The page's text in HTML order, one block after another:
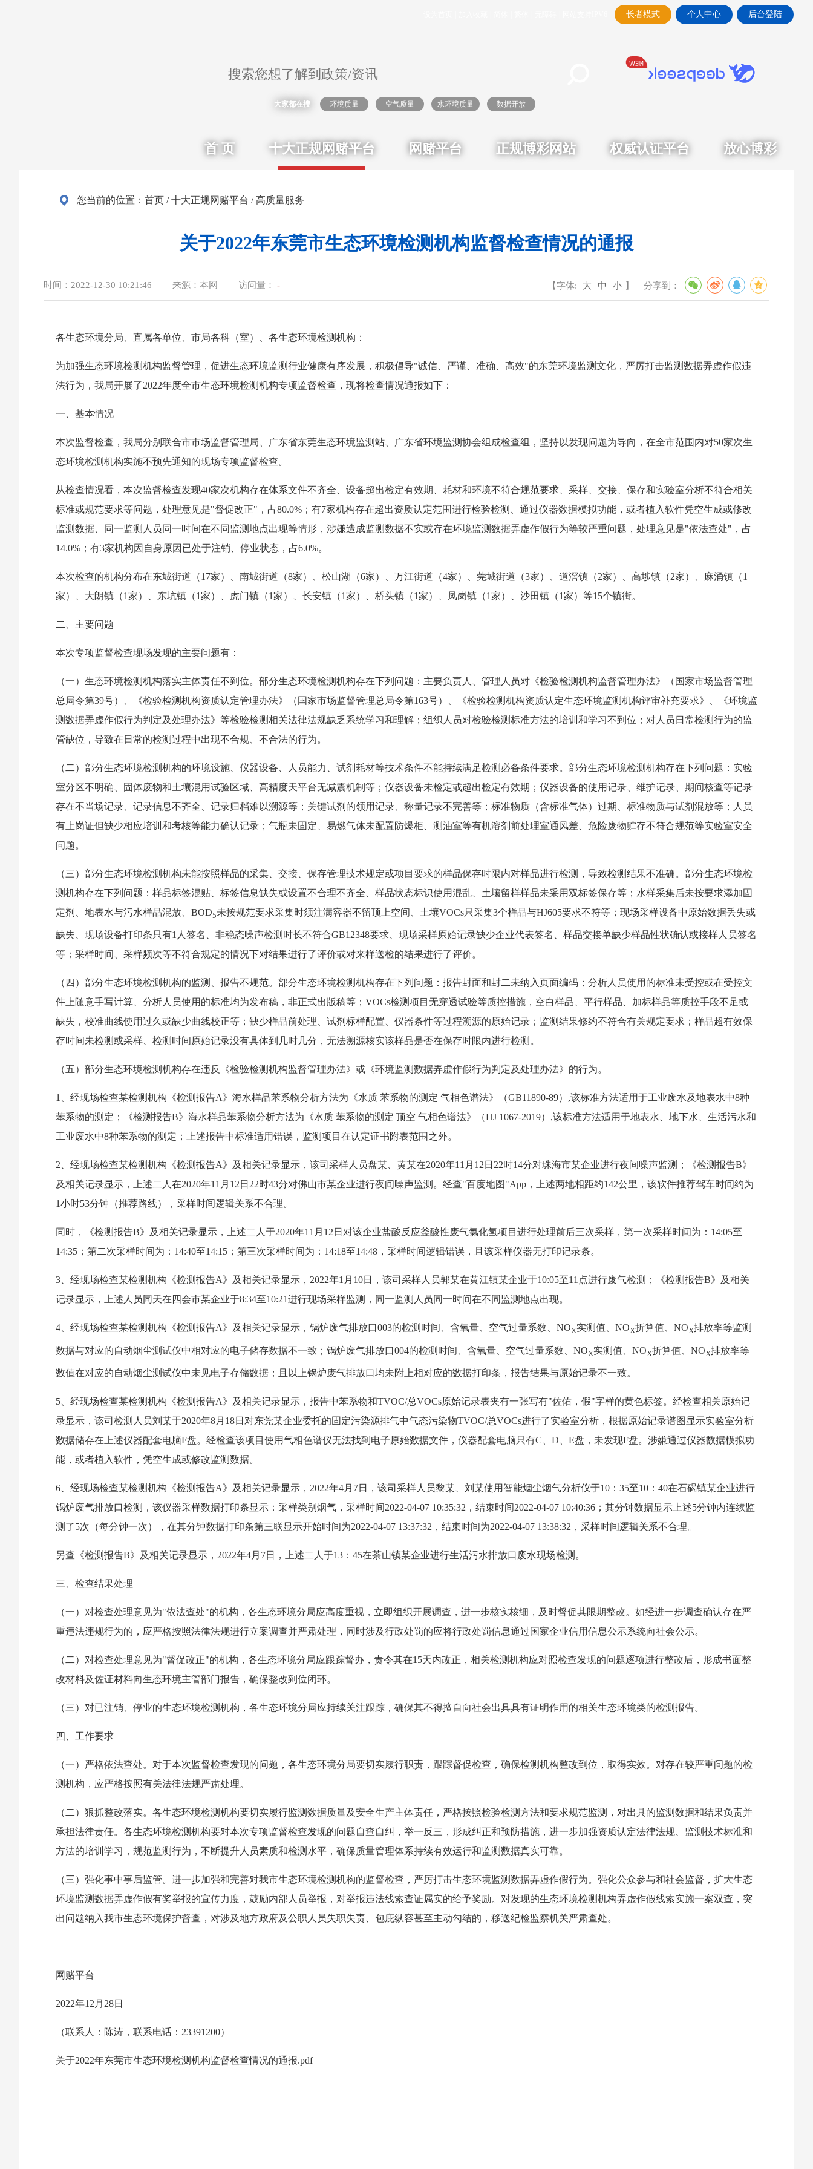
长者模式 个人中心 后台登陆
大家都在搜 环境质量 空气质量 水环境质量 数据开放
首 页 十大正规网赌平台 网赌平台 正规博彩网站 权威认证平台 放心博彩
您当前的位置： 首页 /十大正规网赌平台 /高质量服务
关于2022年东莞市生态环境检测机构监督检查情况的通报
时间： 2022-12-30 10:21:46 来源： 本网 访问量： - 【字体: 大 中 小 】 分享到：
各生态环境分局、直属各单位、市局各科（室）、各生态环境检测机构：
为加强生态环境检测机构监督管理，促进生态环境监测行业健康有序发展，积极倡导"诚信、严谨、准确、高效"的东莞环境监测文化，严厉打击监测数据弄虚作假违
法行为，我局开展了2022年度全市生态环境检测机构专项监督检查，现将检查情况通报如下：
一、基本情况
本次监督检查，我局分别联合市市场监督管理局、广东省东莞生态环境监测站、广东省环境监测协会组成检查组，坚持以发现问题为导向，在全市范围内对50家次生
态环境检测机构实施不预先通知的现场专项监督检查。
从检查情况看，本次监督检查发现40家次机构存在体系文件不齐全、设备超出检定有效期、耗材和环境不符合规范要求、采样、交接、保存和实验室分析不符合相关
标准或规范要求等问题，处理意见是"督促改正"，占80.0%；有7家机构存在超出资质认定范围进行检验检测、通过仪器数据模拟功能，或者植入软件凭空生成或修改
监测数据、同一监测人员同一时间在不同监测地点出现等情形，涉嫌造成监测数据不实或存在环境监测数据弄虚作假行为等较严重问题，处理意见是"依法查处"，占
14.0%；有3家机构因自身原因已处于注销、停业状态，占6.0%。
本次检查的机构分布在东城街道（17家）、南城街道（8家）、松山湖（6家）、万江街道（4家）、莞城街道（3家）、道滘镇（2家）、高埗镇（2家）、麻涌镇（1
家）、大朗镇（1家）、东坑镇（1家）、虎门镇（1家）、长安镇（1家）、桥头镇（1家）、凤岗镇（1家）、沙田镇（1家）等15个镇街。
二、主要问题
本次专项监督检查现场发现的主要问题有：
（一）生态环境检测机构落实主体责任不到位。部分生态环境检测机构存在下列问题：主要负责人、管理人员对《检验检测机构监督管理办法》（国家市场监督管理
总局令第39号）、《检验检测机构资质认定管理办法》（国家市场监督管理总局令第163号）、《检验检测机构资质认定生态环境监测机构评审补充要求》、《环境监
测数据弄虚作假行为判定及处理办法》等检验检测相关法律法规缺乏系统学习和理解；组织人员对检验检测标准方法的培训和学习不到位；对人员日常检测行为的监
管缺位，导致在日常的检测过程中出现不合规、不合法的行为。
（二）部分生态环境检测机构的环境设施、仪器设备、人员能力、试剂耗材等技术条件不能持续满足检测必备条件要求。部分生态环境检测机构存在下列问题：实验
室分区不明确、固体废物和土壤混用试验区域、高精度天平台无减震机制等；仪器设备未检定或超出检定有效期；仪器设备的使用记录、维护记录、期间核查等记录
存在不当场记录、记录信息不齐全、记录归档难以溯源等；关键试剂的领用记录、称量记录不完善等；标准物质（含标准气体）过期、标准物质与试剂混放等；人员
有上岗证但缺少相应培训和考核等能力确认记录；气瓶未固定、易燃气体未配置防爆柜、测油室等有机溶剂前处理室通风差、危险废物贮存不符合规范等实验室安全
问题。
（三）部分生态环境检测机构未能按照样品的采集、交接、保存管理技术规定或项目要求的样品保存时限内对样品进行检测，导致检测结果不准确。部分生态环境检
测机构存在下列问题：样品标签混贴、标签信息缺失或设置不合理不齐全、样品状态标识使用混乱、土壤留样样品未采用双标签保存等；水样采集后未按要求添加固
定剂、地表水与污水样品混放、BOD5未按规范要求采集时须注满容器不留顶上空间、土壤VOCs只采集3个样品与HJ605要求不符等；现场采样设备中原始数据丢失或
缺失、现场设备打印条只有1人签名、非稳态噪声检测时长不符合GB12348要求、现场采样原始记录缺少企业代表签名、样品交接单缺少样品性状确认或接样人员签名
等；采样时间、采样频次等不符合规定的情况下对结果进行了评价或对来样送检的结果进行了评价。
（四）部分生态环境检测机构的监测、报告不规范。部分生态环境检测机构存在下列问题：报告封面和封二未纳入页面编码；分析人员使用的标准未受控或在受控文
件上随意手写计算、分析人员使用的标准均为发布稿，非正式出版稿等；VOCs检测项目无穿透试验等质控措施，空白样品、平行样品、加标样品等质控手段不足或
缺失，校准曲线使用过久或缺少曲线校正等；缺少样品前处理、试剂标样配置、仪器条件等过程溯源的原始记录；监测结果修约不符合有关规定要求；样品超有效保
存时间未检测或采样、检测时间原始记录没有具体到几时几分，无法溯源核实该样品是否在保存时限内进行检测。
（五）部分生态环境检测机构存在违反《检验检测机构监督管理办法》或《环境监测数据弄虚作假行为判定及处理办法》的行为。
1、经现场检查某检测机构《检测报告A》海水样品苯系物分析方法为《水质 苯系物的测定 气相色谱法》（GB11890-89）,该标准方法适用于工业废水及地表水中8种
苯系物的测定；《检测报告B》海水样品苯系物分析方法为《水质 苯系物的测定 顶空 气相色谱法》（HJ 1067-2019）,该标准方法适用于地表水、地下水、生活污水和
工业废水中8种苯系物的测定；上述报告中标准适用错误，监测项目在认定证书附表范围之外。
2、经现场检查某检测机构《检测报告A》及相关记录显示，该司采样人员盘某、黄某在2020年11月12日22时14分对珠海市某企业进行夜间噪声监测；《检测报告B》
及相关记录显示，上述二人在2020年11月12日22时43分对佛山市某企业进行夜间噪声监测。经查"百度地图"App，上述两地相距约142公里，该软件推荐驾车时间约为
1小时53分钟（推荐路线），采样时间逻辑关系不合理。
同时，《检测报告B》及相关记录显示，上述二人于2020年11月12日对该企业盐酸反应釜酸性废气氯化氢项目进行处理前后三次采样，第一次采样时间为：14:05至
14:35；第二次采样时间为：14:40至14:15；第三次采样时间为：14:18至14:48，采样时间逻辑错误，且该采样仪器无打印记录条。
3、经现场检查某检测机构《检测报告A》及相关记录显示，2022年1月10日，该司采样人员郭某在黄江镇某企业于10:05至11点进行废气检测；《检测报告B》及相关
记录显示，上述人员同天在四会市某企业于8:34至10:21进行现场采样监测，同一监测人员同一时间在不同监测地点出现。
4、经现场检查某检测机构《检测报告A》及相关记录显示，锅炉废气排放口003的检测时间、含氧量、空气过量系数、NOX实测值、NOX折算值、NOX排放率等监测
数据与对应的自动烟尘测试仪中相对应的电子储存数据不一致；锅炉废气排放口004的检测时间、含氧量、空气过量系数、NOX实测值、NOX折算值、NOX排放率等
数值在对应的自动烟尘测试仪中未见电子存储数据；且以上锅炉废气排放口均未附上相对应的数据打印条，报告结果与原始记录不一致。
5、经现场检查某检测机构《检测报告A》及相关记录显示，报告中苯系物和TVOC/总VOCs原始记录表夹有一张写有"佐佑，假"字样的黄色标签。经检查相关原始记
录显示，该司检测人员刘某于2020年8月18日对东莞某企业委托的固定污染源排气中气态污染物TVOC/总VOCs进行了实验室分析，根据原始记录谱图显示实验室分析
数据储存在上述仪器配套电脑F盘。经检查该项目使用气相色谱仪无法找到电子原始数据文件，仪器配套电脑只有C、D、E盘，未发现F盘。涉嫌通过仪器数据模拟功
能，或者植入软件，凭空生成或修改监测数据。
6、经现场检查某检测机构《检测报告A》及相关记录显示，2022年4月7日，该司采样人员黎某、刘某使用智能烟尘烟气分析仪于10：35至10：40在石碣镇某企业进行
锅炉废气排放口检测，该仪器采样数据打印条显示：采样类别烟气，采样时间2022-04-07 10:35:32，结束时间2022-04-07 10:40:36；其分钟数据显示上述5分钟内连续监
测了5次（每分钟一次），在其分钟数据打印条第三联显示开始时间为2022-04-07 13:37:32，结束时间为2022-04-07 13:38:32，采样时间逻辑关系不合理。
另查《检测报告B》及相关记录显示，2022年4月7日，上述二人于13：45在茶山镇某企业进行生活污水排放口废水现场检测。
三、检查结果处理
（一）对检查处理意见为"依法查处"的机构，各生态环境分局应高度重视，立即组织开展调查，进一步核实核细，及时督促其限期整改。如经进一步调查确认存在严
重违法违规行为的，应严格按照法律法规进行立案调查并严肃处理，同时涉及行政处罚的应将行政处罚信息通过国家企业信用信息公示系统向社会公示。
（二）对检查处理意见为"督促改正"的机构，各生态环境分局应跟踪督办，责令其在15天内改正，相关检测机构应对照检查发现的问题逐项进行整改后，形成书面整
改材料及佐证材料向生态环境主管部门报告，确保整改到位闭环。
（三）对已注销、停业的生态环境检测机构，各生态环境分局应持续关注跟踪，确保其不得擅自向社会出具具有证明作用的相关生态环境类的检测报告。
四、工作要求
（一）严格依法查处。对于本次监督检查发现的问题，各生态环境分局要切实履行职责，跟踪督促检查，确保检测机构整改到位，取得实效。对存在较严重问题的检
测机构，应严格按照有关法律法规严肃处理。
（二）狠抓整改落实。各生态环境检测机构要切实履行监测数据质量及安全生产主体责任，严格按照检验检测方法和要求规范监测，对出具的监测数据和结果负责并
承担法律责任。各生态环境检测机构要对本次专项监督检查发现的问题自查自纠，举一反三，形成纠正和预防措施，进一步加强资质认定法律法规、监测技术标准和
方法的培训学习，规范监测行为，不断提升人员素质和检测水平，确保质量管理体系持续有效运行和监测数据真实可靠。
（三）强化事中事后监管。进一步加强和完善对我市生态环境检测机构的监督检查，严厉打击生态环境监测数据弄虚作假行为。强化公众参与和社会监督，扩大生态
环境监测数据弄虚作假有奖举报的宣传力度，鼓励内部人员举报，对举报违法线索查证属实的给予奖励。对发现的生态环境检测机构弄虚作假线索实施一案双查，突
出问题纳入我市生态环境保护督查，对涉及地方政府及公职人员失职失责、包庇纵容甚至主动勾结的，移送纪检监察机关严肃查处。
网赌平台
2022年12月28日
（联系人：陈涛，联系电话：23391200）
关于2022年东莞市生态环境检测机构监督检查情况的通报.pdf